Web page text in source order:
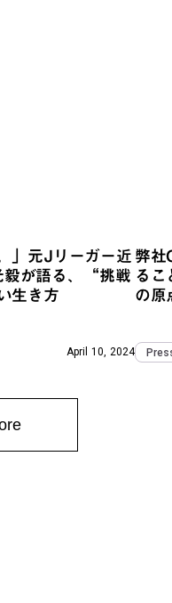
」元Jリーガー近
が語る、“挑戦
生き方
April 10, 2024
弊
る
の原